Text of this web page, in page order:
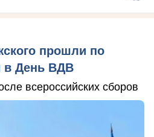
прошли по
в День ВДВ
всероссийских сборов